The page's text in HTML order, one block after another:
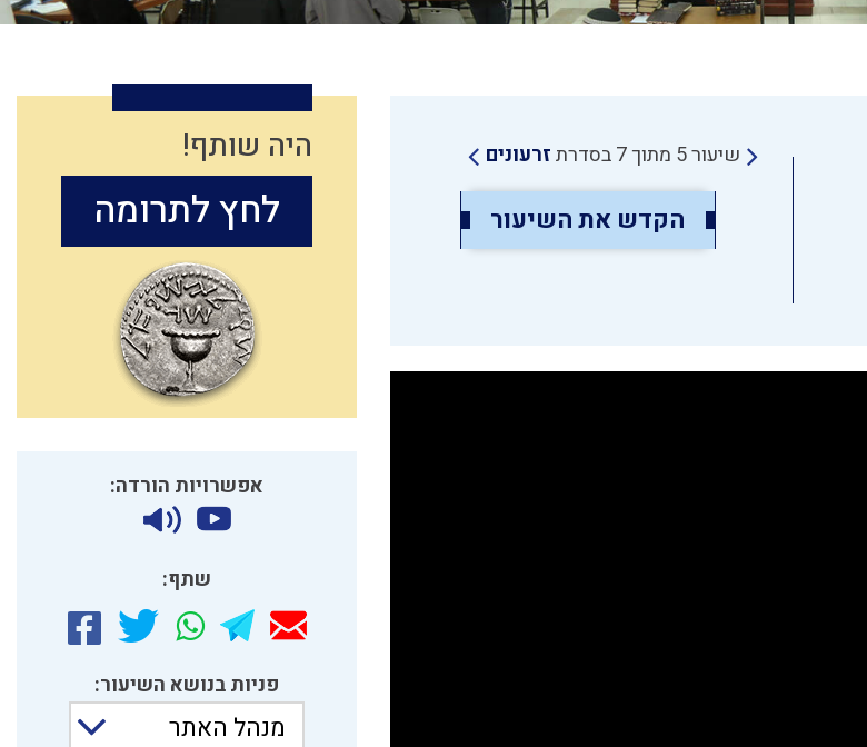
שיעור 5 מתוך 7 בסדרת זרעונים
הקדש את השיעור
היה שותף!
לחץ לתרומה
אפשרויות הורדה:
שתף:
פניות בנושא השיעור:
מנהל האתר